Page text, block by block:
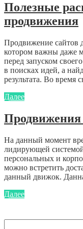
Полезные
продвижения
Продвижение сайтов
котором важны даже
перед запуском
в поисках идей, а
результата. Во время
Далее
Продвижения
На данный момент
лидирующей
персональных и
можно встретить
данный движок.
Далее